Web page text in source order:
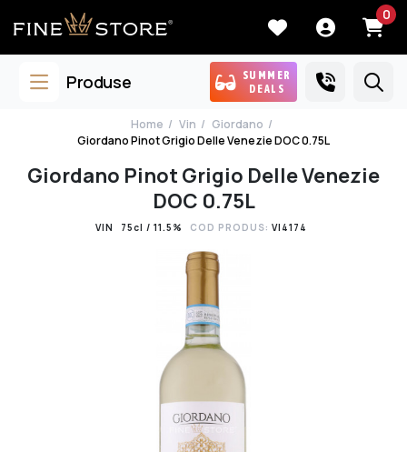
0
Produse
SUMMER
DEALS
Home Vin
Giordano
Giordano Pinot Grigio Delle Venezie DOC 0.75L
Giordano Pinot Grigio Delle Venezie
DOC 0.75L
VIN 75cl / 11.5% COD PRODUS: VI4174